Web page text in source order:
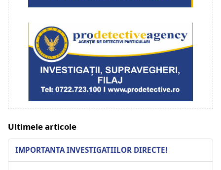
Ultimele articole
IMPORTANTA INVESTIGATIILOR DIRECTE!